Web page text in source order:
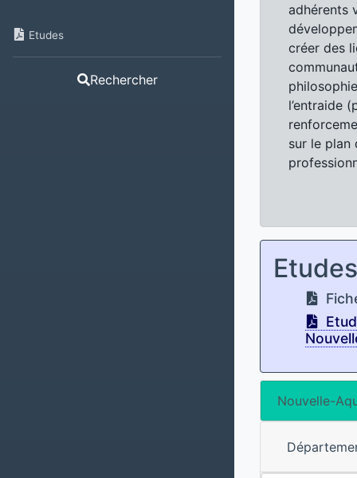
Etudes
Rechercher
adhérents
créer des
l’entraide
sur le plan
Etudes
Nouvelle-